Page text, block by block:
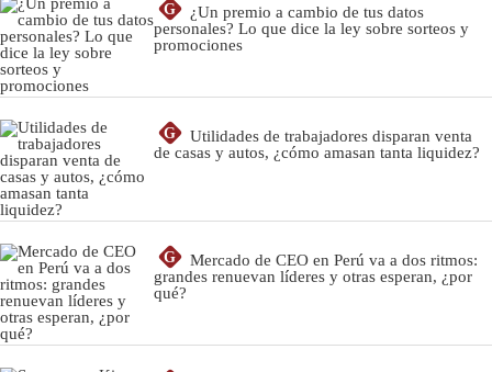
G
¿Un premio a cambio de tus datos
personales? Lo que dice la ley sobre sorteos y
promociones
G
Utilidades de trabajadores disparan venta
de casas y autos, ¿cómo amasan tanta liquidez?
G
Mercado de CEO en Perú va a dos ritmos:
grandes renuevan líderes y otras esperan, ¿por
qué?